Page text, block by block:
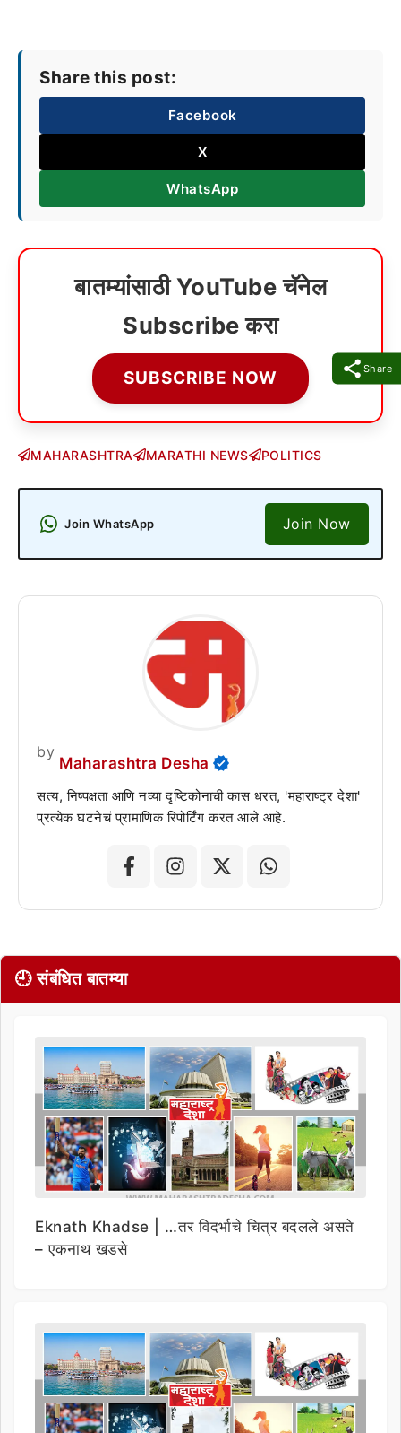
Share
Share this post:
Facebook
X
WhatsApp
बातम्यांसाठी YouTube चॅनेल
Subscribe करा
SUBSCRIBE NOW
MAHARASHTRA MARATHI NEWS POLITICS
Join WhatsApp Join Now
by
Maharashtra Desha
सत्य, निष्पक्षता आणि नव्या दृष्टिकोनाची कास धरत, 'महाराष्ट्र देशा'
प्रत्येक घटनेचं प्रामाणिक रिपोर्टिंग करत आले आहे.
🕘 संबंधित बातम्या
Eknath Khadse | …तर विदर्भाचे चित्र बदलले असते
– एकनाथ खडसे